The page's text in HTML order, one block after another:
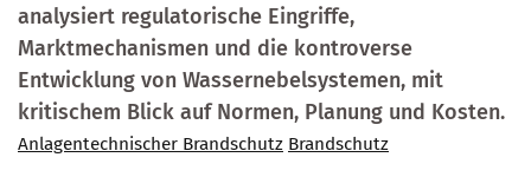
analysiert regulatorische Eingriffe,
Marktmechanismen und die kontroverse
Entwicklung von Wassernebelsystemen, mit
kritischem Blick auf Normen, Planung und Kosten.
Anlagentechnischer Brandschutz Brandschutz